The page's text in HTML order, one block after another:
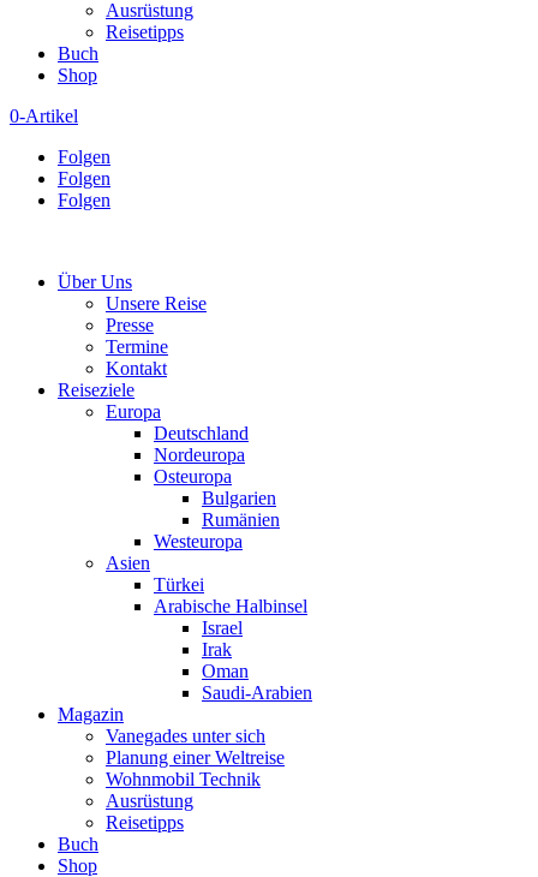
Ausrüstung
Reisetipps
Buch
Shop
0-Artikel
Folgen
Folgen
Folgen
Über Uns
Unsere Reise
Presse
Termine
Kontakt
Reiseziele
Europa
Deutschland
Nordeuropa
Osteuropa
Bulgarien
Rumänien
Westeuropa
Asien
Türkei
Arabische Halbinsel
Israel
Irak
Oman
Saudi-Arabien
Magazin
Vanegades unter sich
Planung einer Weltreise
Wohnmobil Technik
Ausrüstung
Reisetipps
Buch
Shop